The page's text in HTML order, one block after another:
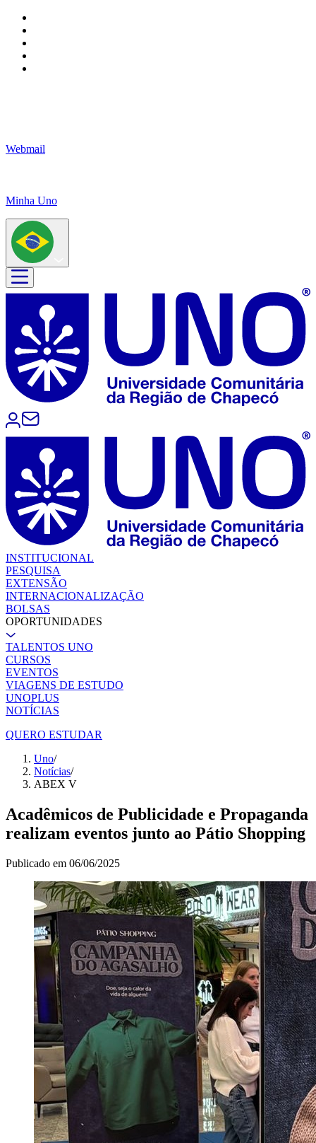
Webmail
Minha Uno
INSTITUCIONAL
PESQUISA
EXTENSÃO
INTERNACIONALIZAÇÃO
BOLSAS
OPORTUNIDADES
TALENTOS UNO
CURSOS
EVENTOS
VIAGENS DE ESTUDO
UNOPLUS
NOTÍCIAS
QUERO ESTUDAR
Uno/
Notícias/
ABEX V
Acadêmicos de Publicidade e Propaganda
realizam eventos junto ao Pátio Shopping
Publicado em 06/06/2025